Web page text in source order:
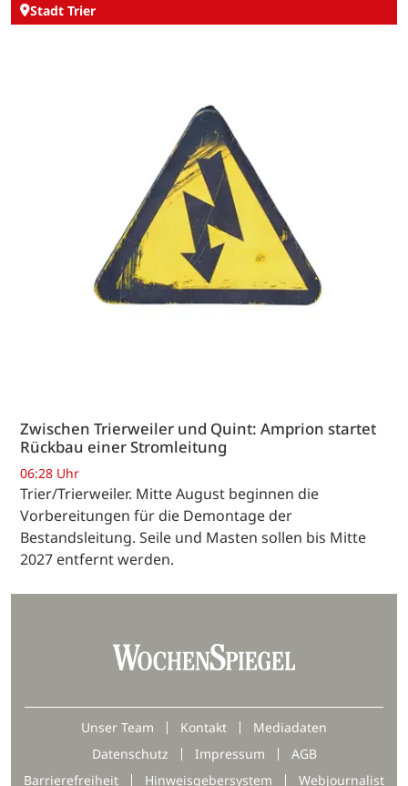
Stadt Trier
Zwischen Trierweiler und Quint: Amprion startet
Rückbau einer Stromleitung
06:28 Uhr
Trier/Trierweiler. Mitte August beginnen die
Vorbereitungen für die Demontage der
Bestandsleitung. Seile und Masten sollen bis Mitte
2027 entfernt werden.
Unser Team Kontakt
Mediadaten
Datenschutz
Impressum
AGB
Barrierefreiheit
Hinweisgebersystem Webjournalist